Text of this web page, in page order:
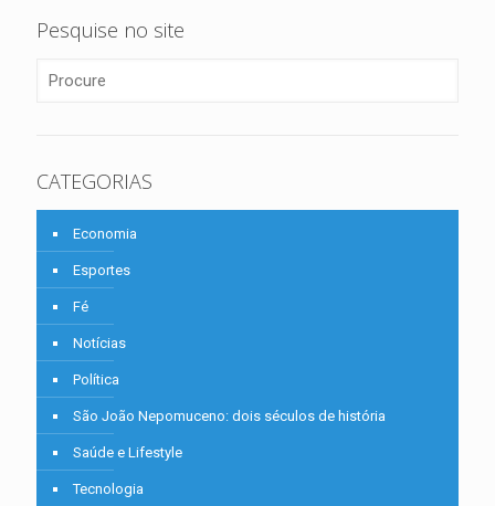
Pesquise no site
CATEGORIAS
Economia
Esportes
Fé
Notícias
Política
São João Nepomuceno: dois séculos de história
Saúde e Lifestyle
Tecnologia